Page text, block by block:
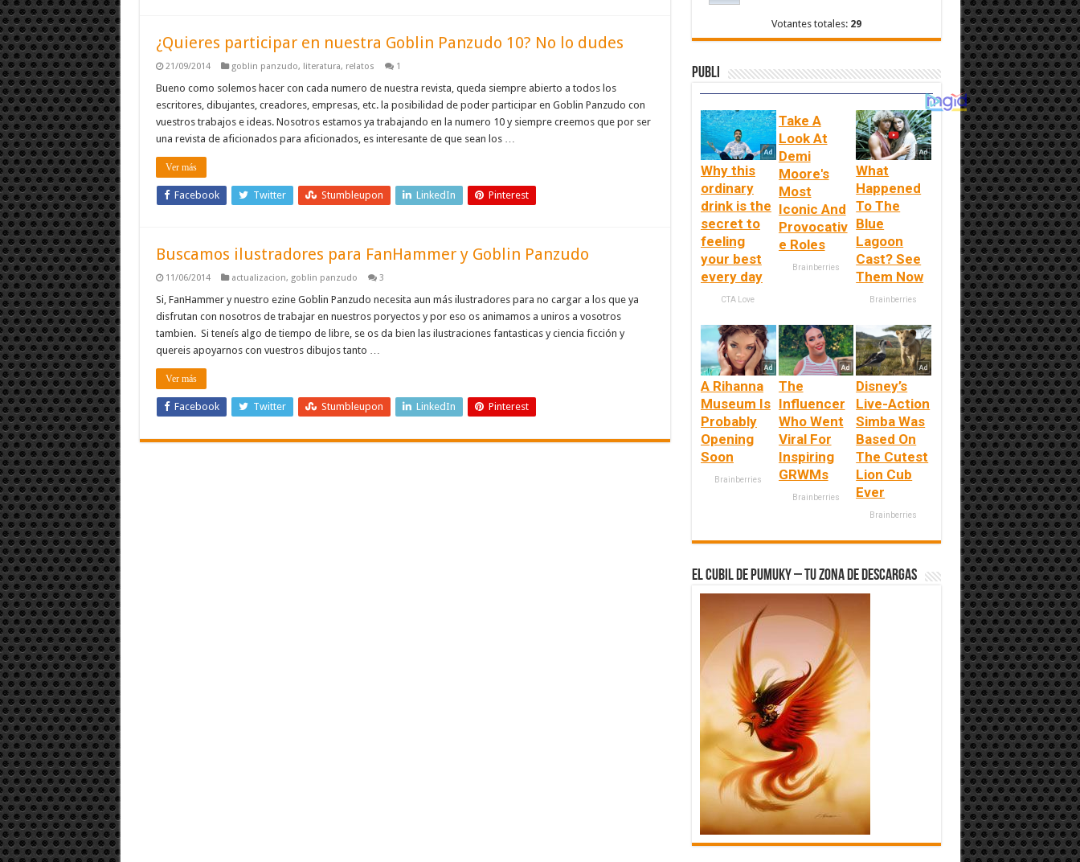
¿Quieres participar en nuestra Goblin Panzudo 10? No lo dudes
21/09/2014 goblin panzudo, literatura, relatos 1
Bueno como solemos hacer con cada numero de nuestra revista, queda siempre abierto a todos los
escritores, dibujantes, creadores, empresas, etc. la posibilidad de poder participar en Goblin Panzudo con
vuestros trabajos e ideas. Nosotros estamos ya trabajando en la numero 10 y siempre creemos que por ser
una revista de aficionados para aficionados, es interesante de que sean los …
Ver más
Facebook Twitter Stumbleupon LinkedIn Pinterest
Buscamos ilustradores para FanHammer y Goblin Panzudo
11/06/2014 actualizacion, goblin panzudo 3
Si, FanHammer y nuestro ezine Goblin Panzudo necesita aun más ilustradores para no cargar a los que ya
disfrutan con nosotros de trabajar en nuestros poryectos y por eso os animamos a uniros a vosotros
tambien. Si teneís algo de tiempo de libre, se os da bien las ilustraciones fantasticas y ciencia ficción y
quereis apoyarnos con vuestros dibujos tanto …
Ver más
Facebook Twitter Stumbleupon LinkedIn Pinterest
Votantes totales: 29
Publi
Why this
ordinary
drink is the
secret to
feeling
your best
every day
CTA Love
Take A
Look At
Demi
Moore's
Most
Iconic And
Provocativ
e Roles
Brainberries
What
Happened
To The
Blue
Lagoon
Cast? See
Them Now
Brainberries
A Rihanna
Museum Is
Probably
Opening
Soon
Brainberries
The
Influencer
Who Went
Viral For
Inspiring
GRWMs
Brainberries
Disney’s
Live-Action
Simba Was
Based On
The Cutest
Lion Cub
Ever
Brainberries
El Cubil de Pumuky – Tu zona de Descargas